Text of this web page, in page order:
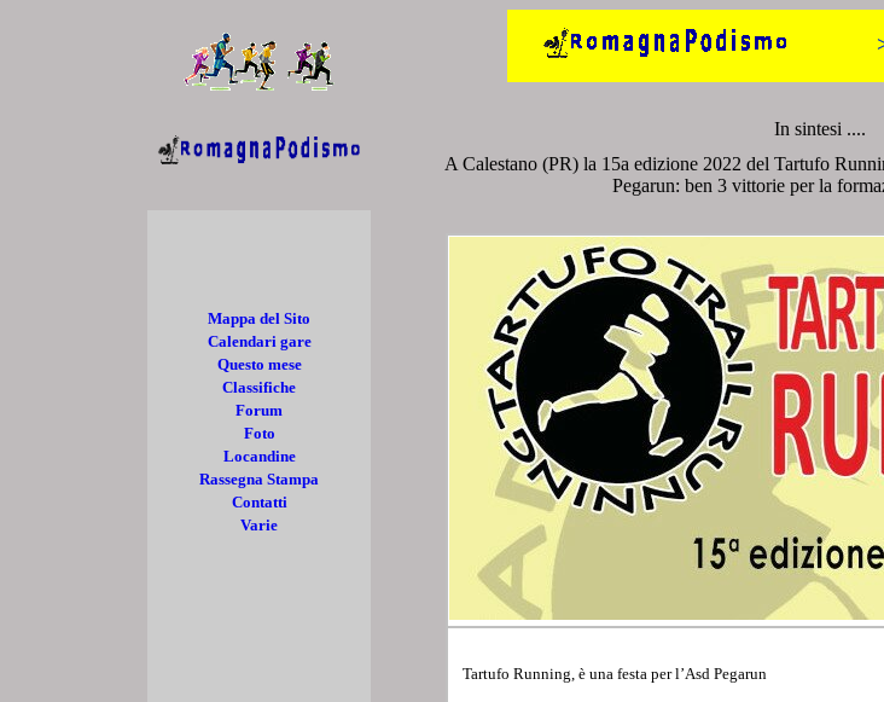
In sintesi ....
A Calestano (PR) la 15a edizione 2022 del Tartufo
Pegarun: ben 3 vittorie per la
Mappa del Sito
Calendari gare
Questo mese
Classifiche
Forum
Foto
Locandine
Rassegna Stampa
Contatti
Varie
Tartufo Running, è una festa per l’Asd Pegarun